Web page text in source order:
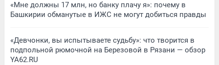
«Мне должны 17 млн, но банку плачу я»: почему в
Башкирии обманутые в ИЖС не могут добиться правды
«Девчонки, вы испытываете судьбу»: что творится в
подпольной рюмочной на Березовой в Рязани — обзор
YA62.RU